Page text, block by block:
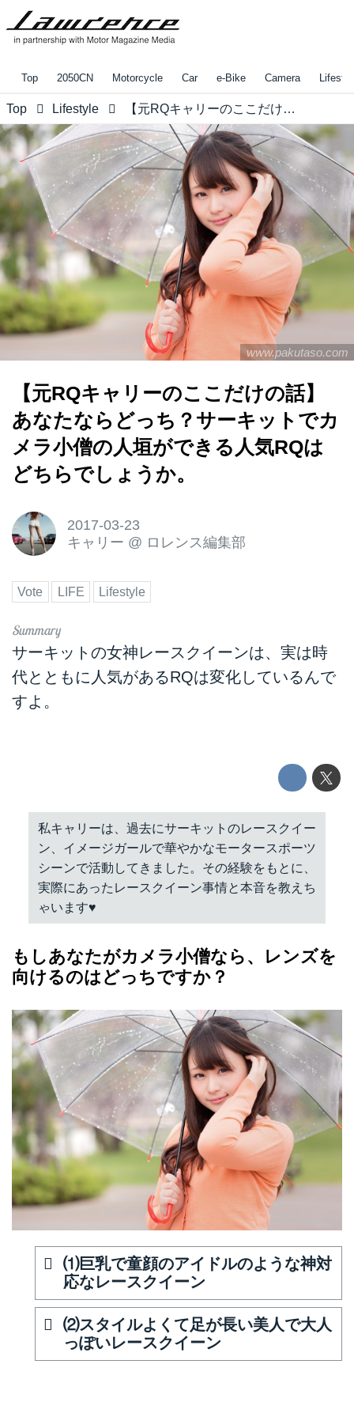
Top 2050CN Motorcycle Car e-Bike Camera
Top Lifestyle 【元RQキャリーのここだけの話】あなたならどっち？サーキットでカメラ小僧の人垣ができる人気RQはどちらでしょうか。
www.pakutaso.com
【元RQキャリーのここだけの話】
あなたならどっち？サーキットでカ
メラ小僧の人垣ができる人気RQは
どちらでしょうか。
2017-03-23
キャリー @ ロレンス編集部
Vote LIFE Lifestyle
サーキットの女神レースクイーンは、実は時
代とともに人気があるRQは変化しているんで
すよ。
私キャリーは、過去にサーキットのレースクイー
ン、イメージガールで華やかなモータースポーツ
シーンで活動してきました。その経験をもとに、
実際にあったレースクイーン事情と本音を教えち
ゃいます♥︎
もしあなたがカメラ小僧なら、レンズを
向けるのはどっちですか？
⑴巨乳で童顔のアイドルのような神対
応なレースクイーン
⑵スタイルよくて足が長い美人で大人
っぽいレースクイーン